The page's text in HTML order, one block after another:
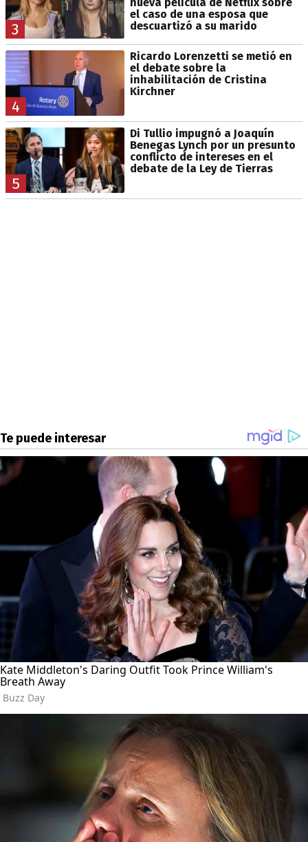
3
el caso de una esposa que
descuartizó a su marido
4
Ricardo Lorenzetti se metió en
el debate sobre la
inhabilitación de Cristina
Kirchner
5
Di Tullio impugnó a Joaquín
Benegas Lynch por un presunto
conflicto de intereses en el
debate de la Ley de Tierras